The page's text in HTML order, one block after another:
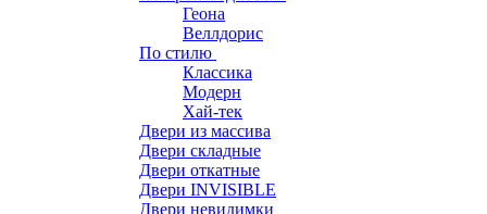
Геона
Веллдорис
По стилю
Классика
Модерн
Хай-тек
Двери из массива
Двери складные
Двери откатные
Двери INVISIBLE
Двери невидимки